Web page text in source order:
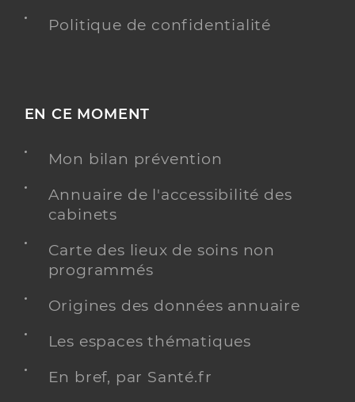
Politique de confidentialité
EN CE MOMENT
Mon bilan prévention
Annuaire de l'accessibilité des
cabinets
Carte des lieux de soins non
programmés
Origines des données annuaire
Les espaces thématiques
En bref, par Santé.fr